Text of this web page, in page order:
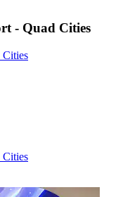
- Quad Cities
Cities
Cities